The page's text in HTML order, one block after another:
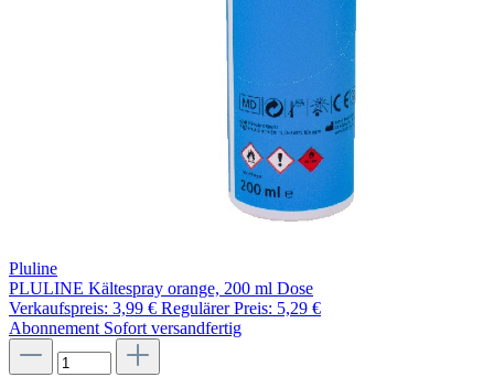
Pluline
PLULINE Kältespray orange, 200 ml Dose
Verkaufspreis: 3,99 € Regulärer Preis: 5,29 €
Abonnement Sofort versandfertig